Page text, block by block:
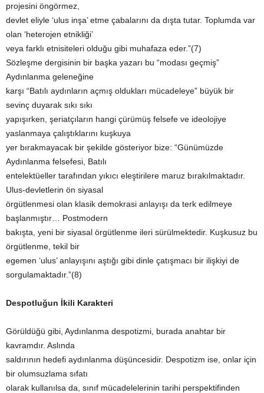
projesini öngörmez,
devlet eliyle ‘ulus inşa’ etme çabalarını da dışta tutar. Toplumda var
olan ‘heterojen etnikliği’
veya farklı etnisiteleri olduğu gibi muhafaza eder.”(7)
Sözleşme dergisinin bir başka yazarı bu “modası geçmiş”
Aydınlanma geleneğine
karşı “Batılı aydınların açmış oldukları mücadeleye” büyük bir
sevinç duyarak sıkı sıkı
yapışırken, şeriatçıların hangi çürümüş felsefe ve ideolojiye
yaslanmaya çalıştıklarını kuşkuya
yer bırakmayacak bir şekilde gösteriyor bize: “Günümüzde
Aydınlanma felsefesi, Batılı
entelektüeller tarafından yıkıcı eleştirilere maruz bırakılmaktadır.
Ulus-devletlerin ön siyasal
örgütlenmesi olan klasik demokrasi anlayışı da terk edilmeye
başlanmıştır… Postmodern
bakışta, yeni bir siyasal örgütlenme ileri sürülmektedir. Kuşkusuz bu
örgütlenme, tekil bir
egemen ‘ulus’ anlayışını aştığı gibi dinle çatışmacı bir ilişkiyi de
sorgulamaktadır.”(8)
Despotluğun İkili Karakteri
Görüldüğü gibi, Aydınlanma despotizmi, burada anahtar bir
kavramdır. Aslında
saldırının hedefi aydınlanma düşüncesidir. Despotizm ise, onlar için
bir olumsuzlama sıfatı
olarak kullanılsa da, sınıf mücadelelerinin tarihi perspektifinden